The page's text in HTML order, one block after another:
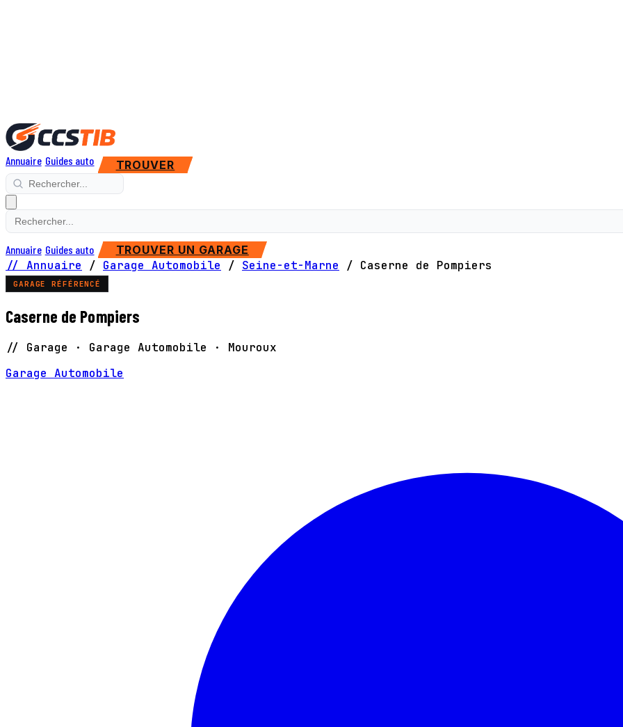
Annuaire Guides auto TROUVER
Annuaire Guides auto TROUVER UN GARAGE
// Annuaire / Garage Automobile / Seine-et-Marne / Caserne de Pompiers
GARAGE RÉFÉRENCÉ
Caserne de Pompiers
// Garage · Garage Automobile · Mouroux
Garage Automobile